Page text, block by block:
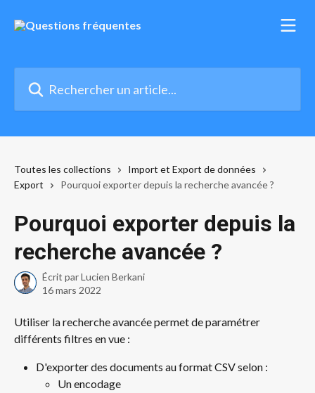
Toutes les collections
Import et Export de données
Export
Pourquoi exporter depuis la recherche avancée ?
Pourquoi exporter depuis la
recherche avancée ?
Écrit parLucien Berkani
16 mars 2022
Utiliser la recherche avancée permet de paramétrer
différents filtres en vue :
D'exporter des documents au format CSV selon :
Un encodage